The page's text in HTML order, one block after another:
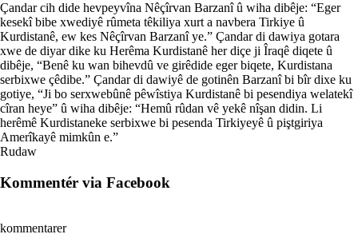
Çandar cih dide hevpeyvîna Nêçîrvan Barzanî û wiha dibêje: “Eger
kesekî bibe xwediyê rûmeta têkiliya xurt a navbera Tirkiye û
Kurdistanê, ew kes Nêçîrvan Barzanî ye.ˮ Çandar di dawiya gotara
xwe de diyar dike ku Herêma Kurdistanê her diçe ji Îraqê diqete û
dibêje, “Benê ku wan bihevdû ve girêdide eger biqete, Kurdistana
serbixwe çêdibe.ˮ Çandar di dawiyê de gotinên Barzanî bi bîr dixe ku
gotiye, “Ji bo serxwebûnê pêwîstiya Kurdistanê bi pesendiya welatekî
cîran heyeˮ û wiha dibêje: “Hemû rûdan vê yekê nîşan didin. Li
herêmê Kurdistaneke serbixwe bi pesenda Tirkiyeyê û piştgiriya
Amerîkayê mimkûn e.ˮ
Rudaw
Kommentér via Facebook
kommentarer